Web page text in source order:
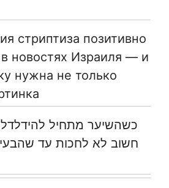
стриптиза позитивно
новостях Израиля — и
нужна не только
כשהשיער מתחיל
חשוב לא לחכות עד